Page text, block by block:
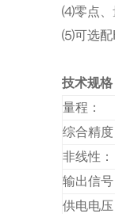
⑷零点、
⑸可选配
技术规格
量程：
综合精
非线性：
输出信
供电电